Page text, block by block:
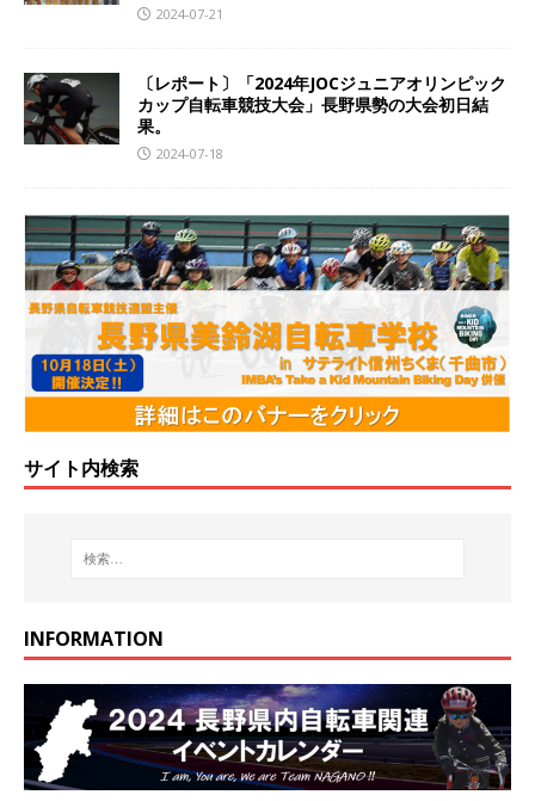
2024-07-21
〔レポート〕「2024年JOCジュニアオリンピック
カップ自転車競技大会」長野県勢の大会初日結
果。
2024-07-18
サイト内検索
INFORMATION